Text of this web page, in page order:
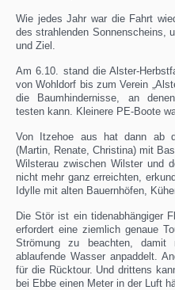
Wie jedes Jahr war die Fahrt
des strahlenden Sonnenscheins,
und Ziel.
Am 6.10. stand die Alster-
von Wohldorf bis zum Verein
die Baumhindernisse, an
testen kann. Kleinere PE-Boote
Von Itzehoe aus hat dann ab
(Martin, Renate, Christina) mit
Wilsterau zwischen Wilster und
nicht mehr ganz erreichten,
Idylle mit alten Bauernhöfen,
Die Stör ist ein tidenabhängiger
erfordert eine ziemlich genaue
Strömung zu beachten,
ablaufende Wasser anpaddelt.
für die Rücktour. Und drittens
bei Ebbe einen Meter in der Luft